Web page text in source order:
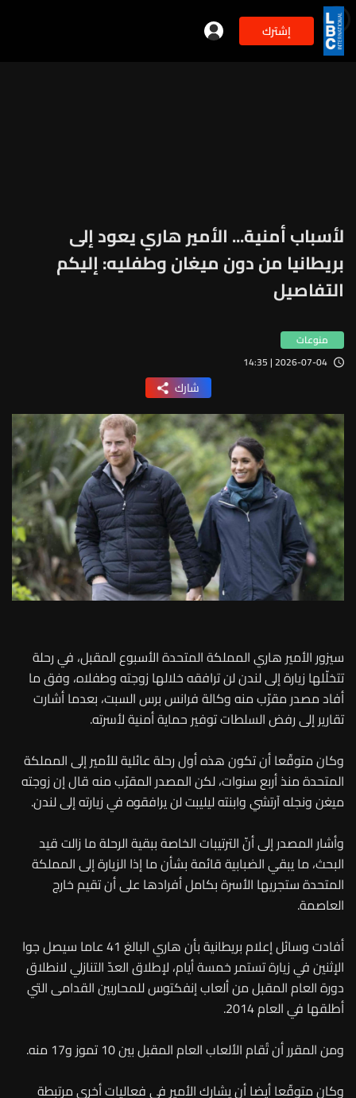
إشترك
لأسباب أمنية... الأمير هاري يعود إلى
بريطانيا من دون ميغان وطفليه: إليكم
التفاصيل
منوعات
2026-07-04 | 14:35
شارك
سيزور الأمير هاري المملكة المتحدة الأسبوع المقبل، في رحلة
تتخلّلها زيارة إلى لندن لن ترافقه خلالها زوجته وطفلاه، وفق ما
أفاد مصدر مقرّب منه وكالة فرانس برس السبت، بعدما أشارت
تقارير إلى رفض السلطات توفير حماية أمنية لأسرته.
وكان متوقّعا أن تكون هذه أول رحلة عائلية للأمير إلى المملكة
المتحدة منذ أربع سنوات، لكن المصدر المقرّب منه قال إن زوجته
ميغن ونجله آرتشي وابنته ليليبت لن يرافقوه في زيارته إلى لندن.
وأشار المصدر إلى أنّ الترتيبات الخاصة ببقية الرحلة ما زالت قيد
البحث، ما يبقي الضبابية قائمة بشأن ما إذا الزيارة إلى المملكة
المتحدة ستجريها الأسرة بكامل أفرادها على أن تقيم خارج
العاصمة.
أفادت وسائل إعلام بريطانية بأن هاري البالغ 41 عاما سيصل جوا
الإثنين في زيارة تستمر خمسة أيام، لإطلاق العدّ التنازلي لانطلاق
دورة العام المقبل من ألعاب إنفكتوس للمحاربين القدامى التي
أطلقها في العام 2014.
ومن المقرر أن تُقام الألعاب العام المقبل بين 10 تموز و17 منه.
وكان متوقّعا أيضا أن يشارك الأمير في فعاليات أخرى مرتبطة